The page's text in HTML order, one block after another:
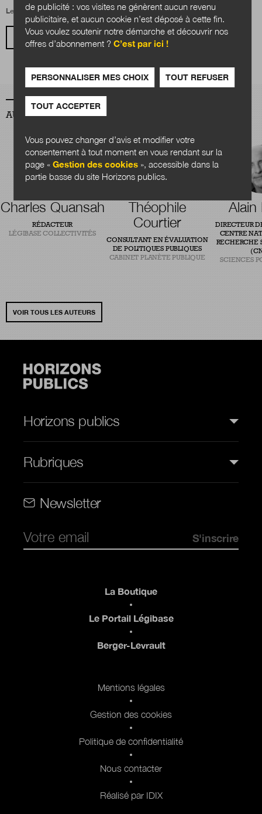
Le 8 février 2019
VOIR TOUS LES ARTICLES
AUTEURS
VOIR TOUS LES AUTEURS
Charles Quansah
RÉDACTEUR
LÉGIBASE COLLECTIVITÉS
Théophile
Courtier
CONSULTANT EN ÉVALUATION
DE POLITIQUES PUBLIQUES
CABINET PLANÈTE PUBLIQUE
Alain
DIRECTEUR
CENTRE
RECHERCHE
SCIENCES
Horizons publics
Rubriques
Newsletter
La Boutique
Le Portail Légibase
Berger-Levrault
Mentions légales
Gestion des cookies
Politique de confidentialité
Nous contacter
Réalisé par IDIX
de publicité : vos visites ne génèrent aucun revenu
publicitaire, et aucun cookie n’est déposé à cette fin.
Vous voulez soutenir notre démarche et découvrir nos
offres d’abonnement ? C’est par ici !
PERSONNALISER MES CHOIX TOUT REFUSER
TOUT ACCEPTER
Vous pouvez changer d’avis et modifier votre
consentement à tout moment en vous rendant sur la
page « Gestion des cookies», accessible dans la
partie basse du site Horizons publics.